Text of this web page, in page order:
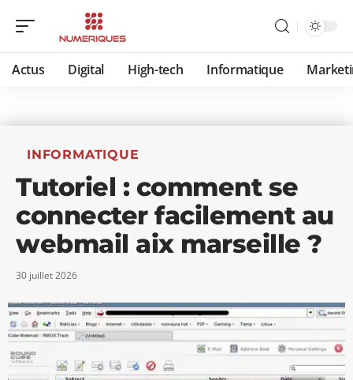
Actus Digital High-tech Informatique
INFORMATIQUE
Tutoriel : comment se
connecter facilement au
webmail aix marseille ?
30 juillet 2026